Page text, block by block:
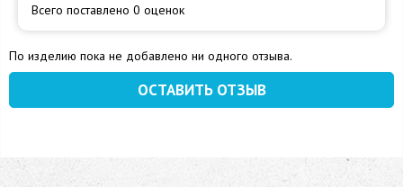
Всего поставлено 0 оценок
По изделию пока не добавлено ни одного отзыва.
ОСТАВИТЬ ОТЗЫВ